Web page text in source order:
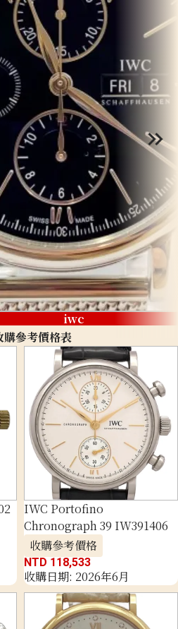
iwc
購參考價格表
IWC Portofino
Chronograph 39 IW391406
收購參考價格
NTD 118,533
收購日期: 2026年6月